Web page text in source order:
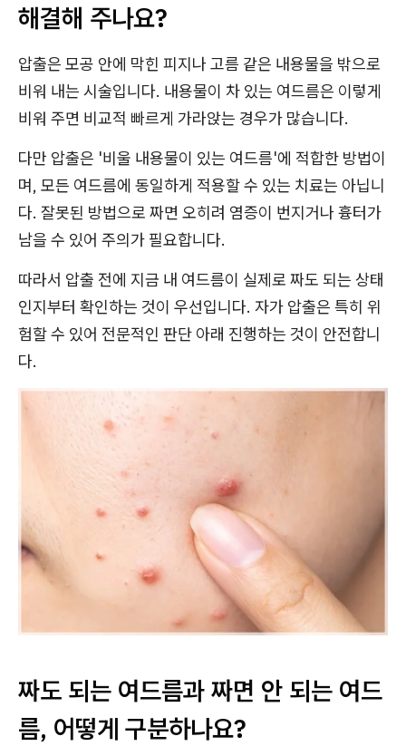
해결해 주나요?
압출은 모공 안에 막힌 피지나 고름 같은 내용물을 밖으로
비워 내는 시술입니다. 내용물이 차 있는 여드름은 이렇게
비워 주면 비교적 빠르게 가라앉는 경우가 많습니다.
다만 압출은 '비울 내용물이 있는 여드름'에 적합한 방법이
며, 모든 여드름에 동일하게 적용할 수 있는 치료는 아닙니
다. 잘못된 방법으로 짜면 오히려 염증이 번지거나 흉터가
남을 수 있어 주의가 필요합니다.
따라서 압출 전에 지금 내 여드름이 실제로 짜도 되는 상태
인지부터 확인하는 것이 우선입니다. 자가 압출은 특히 위
험할 수 있어 전문적인 판단 아래 진행하는 것이 안전합니
다.
짜도 되는 여드름과 짜면 안 되는 여드
름, 어떻게 구분하나요?